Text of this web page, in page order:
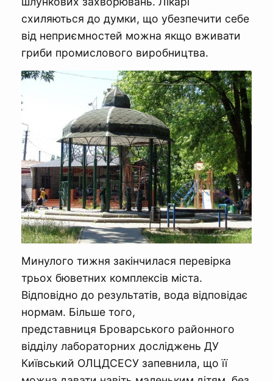
схиляються до думки, що убезпечити себе
від неприємностей можна якщо вживати
гриби промислового виробництва.
Минулого тижня закінчилася перевірка
трьох бюветних комплексів міста.
Відповідно до результатів, вода відповідає
нормам. Більше того,
представниця Броварського районного
відділу лабораторних досліджень ДУ
Київський ОЛЦДСЕСУ запевнила, що її